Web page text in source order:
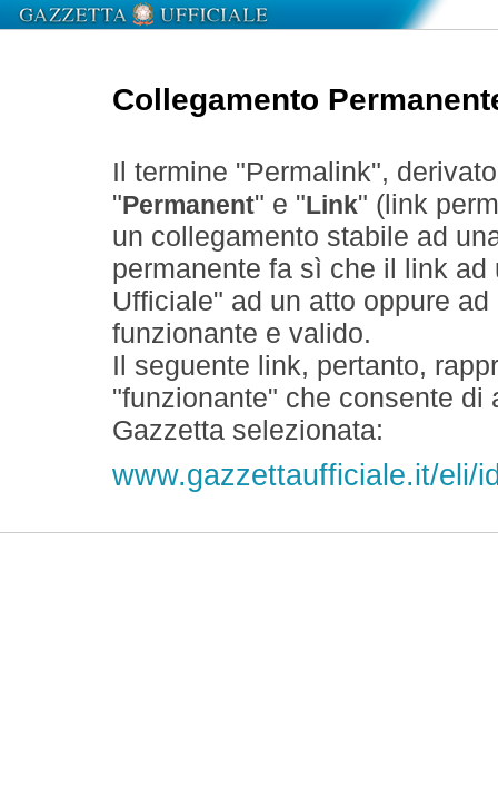
Collegamento
Il termine "Permalink",
" Permanent" e " Link" (link
un collegamento stabile ad
permanente fa sì che il link
Ufficiale" ad un atto oppure
funzionante e valido.
Il seguente link, pertanto,
"funzionante" che consente
Gazzetta selezionata:
www.gazzettaufficiale.it/eli/